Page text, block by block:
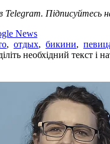
Telegram. Підписуйтесь
News
, отдых, бикини,
необхідний текст і